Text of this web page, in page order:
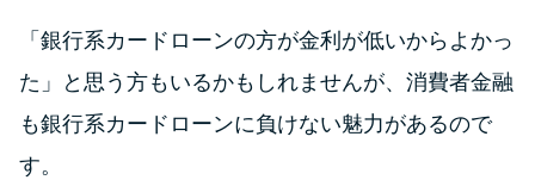
無利息期間を利用して利息0円で
お金を借りる3つのポイント
「銀行系カードローンの方が金利が低いからよかっ
た」と思う方もいるかもしれませんが、消費者金融
も銀行系カードローンに負けない魅力があるので
す。